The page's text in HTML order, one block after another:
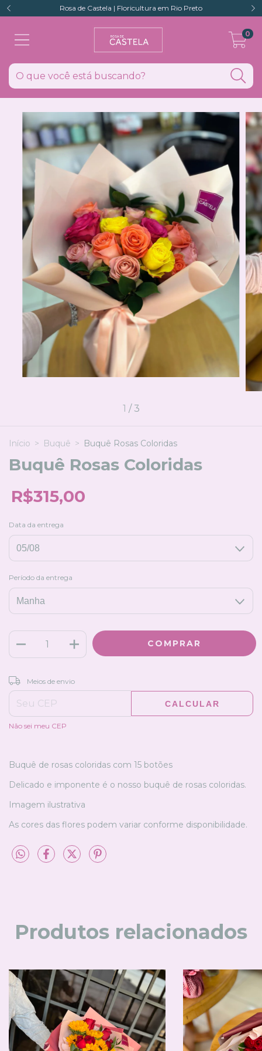
Rosa de Castela | Floricultura em Rio Preto
0
1 /3
Início > Buquê > Buquê Rosas Coloridas
Buquê Rosas Coloridas
R$315,00
Data da entrega
Período da entrega
Entregas para o CEP:
Meios de envio
CALCULAR
Não sei meu CEP
Buquê de rosas coloridas com 15 botões
Delicado e imponente é o nosso buquê de rosas coloridas.
Imagem ilustrativa
As cores das flores podem variar conforme disponibilidade.
Produtos relacionados